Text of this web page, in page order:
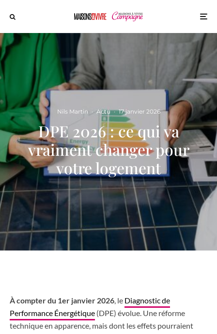
Nils Martin · Actu · 17 janvier 2026
DPE 2026 : ce qui va
vraiment changer pour
votre logement
À compter du 1er janvier 2026 , le Diagnostic de
Performance Énergétique (DPE) évolue. Une réforme
technique en apparence, mais dont les effets pourraient